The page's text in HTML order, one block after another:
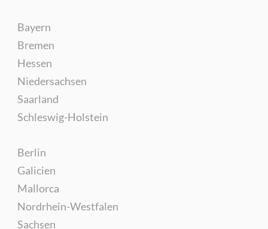
Bayern
Bremen
Hessen
Niedersachsen
Saarland
Schleswig-Holstein
Berlin
Galicien
Mallorca
Nordrhein-Westfalen
Sachsen